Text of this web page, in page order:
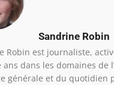
Sandrine Robin
Robin est journaliste,
ans dans les domaines de
générale et du quotidien